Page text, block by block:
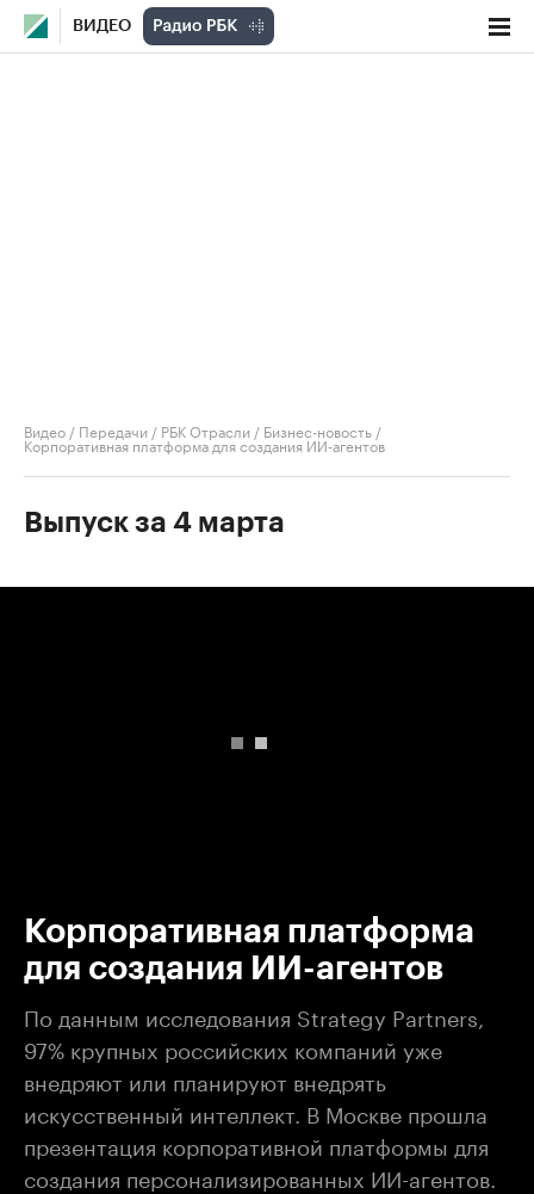
ВИДЕО
Видео / Передачи / РБК Отрасли / Бизнес-новость /
Корпоративная платформа для создания ИИ-агентов
Выпуск за 4 марта
Корпоративная платформа
для создания ИИ-агентов
По данным исследования Strategy Partners,
97% крупных российских компаний уже
внедряют или планируют внедрять
искусственный интеллект. В Москве прошла
презентация корпоративной платформы для
создания персонализированных ИИ-агентов.